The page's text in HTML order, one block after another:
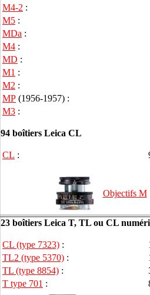
M4-2 :
M5 :
MDa :
M4 :
MD :
M1 :
M2 :
MP (1956-1957) :
M3 :
94 boîtiers Leica CL
CL :
Objectifs M
23 boîtiers Leica T, TL ou CL
CL (type 7323) :
TL2 (type 5370) :
TL (type 8854) :
T type 701 :